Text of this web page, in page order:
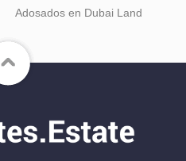
Adosados en Dubai Land